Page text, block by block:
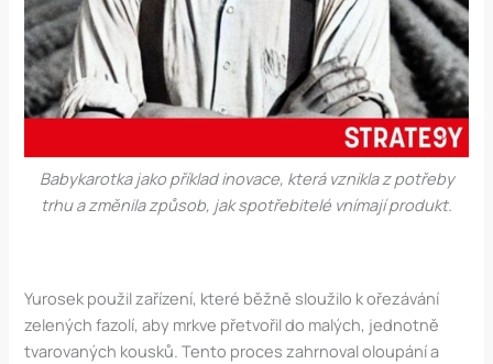
Babykarotka jako příklad inovace, která vznikla z potřeby
trhu a změnila způsob, jak spotřebitelé vnímají produkt.
Yurosek použil zařízení, které běžně sloužilo k ořezávání
zelených fazolí, aby mrkve přetvořil do malých, jednotně
tvarovaných kousků. Tento proces zahrnoval oloupání a